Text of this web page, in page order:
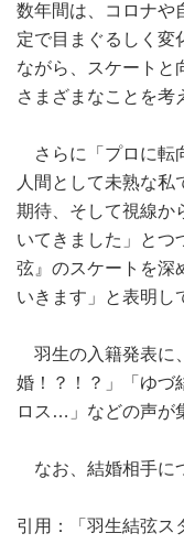
数年間は、コロナや
定で目まぐるしく変
ながら、スケートと
さまざまなことを考
さらに「プロに転
人間として未熟な
期待、そして視線か
いてきました」とつ
弦』のスケートを深
いきます」と表明し
羽生の入籍発表に
婚！？！？」「ゆづ
ロス…」などの声が
なお、結婚相手に
引用：「羽生結弦ス